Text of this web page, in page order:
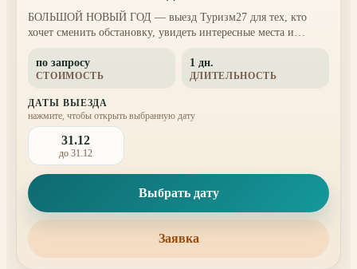
БОЛЬШОЙ НОВЫЙ ГОД — выезд Туризм27 для тех, кто
хочет сменить обстановку, увидеть интересные места и
по запросу
СТОИМОСТЬ
1 дн.
ДЛИТЕЛЬНОСТЬ
ДАТЫ ВЫЕЗДА
нажмите, чтобы открыть выбранную дату
31.12
до 31.12
Выбрать дату
Заявка